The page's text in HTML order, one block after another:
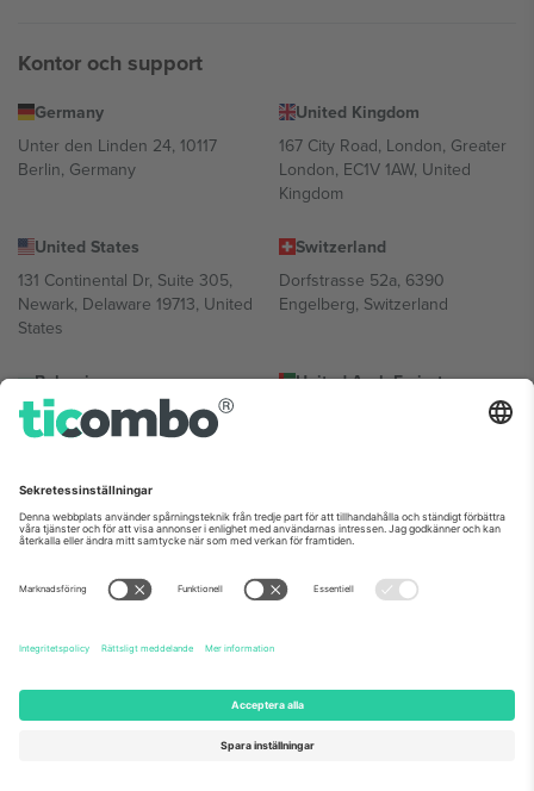
Kontor och support
Germany
Unter den Linden 24, 10117
Berlin, Germany
United Kingdom
167 City Road, London, Greater
London, EC1V 1AW, United
Kingdom
United States
131 Continental Dr, Suite 305,
Newark, Delaware 19713, United
States
Switzerland
Dorfstrasse 52a, 6390
Engelberg, Switzerland
Bulgaria
Regus Sofia City West, bul
Totleben 53-55, 1606 Sofia,
United Arab Emirates
UAE Dubai Silicon Oasis, DDP
Mexico
Av Chapultepec 360, Roma
Norte, Cuauhtémoc, 06700
Ciudad de México, CDMX,
plats, evenemang och/eller domän. För detaljer, se specifik
evenemangssida, avtryck och villkor.,Leverantörens namn
© 2026 Ticombo. Alla rättigheter förbehållna.